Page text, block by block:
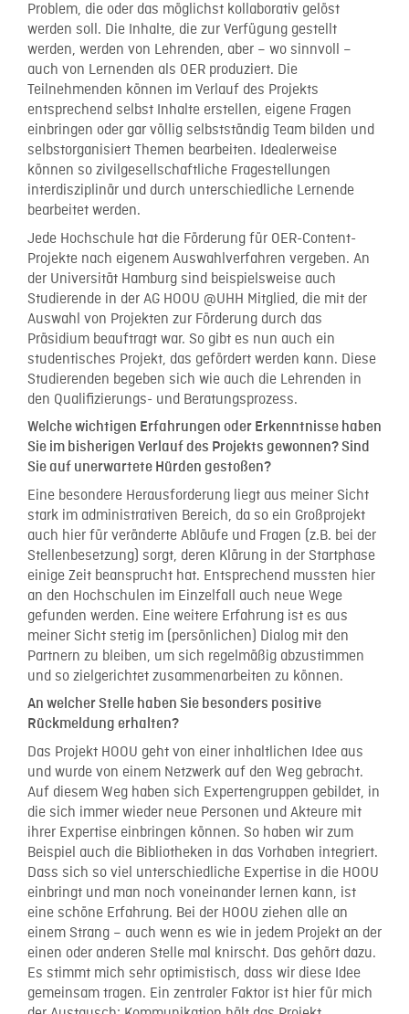
Problem, die oder das möglichst kollaborativ gelöst
werden soll. Die Inhalte, die zur Verfügung gestellt
werden, werden von Lehrenden, aber – wo sinnvoll –
auch von Lernenden als OER produziert. Die
Teilnehmenden können im Verlauf des Projekts
entsprechend selbst Inhalte erstellen, eigene Fragen
einbringen oder gar völlig selbstständig Team bilden und
selbstorganisiert Themen bearbeiten. Idealerweise
können so zivilgesellschaftliche Fragestellungen
interdisziplinär und durch unterschiedliche Lernende
bearbeitet werden.
Jede Hochschule hat die Förderung für OER-Content-
Projekte nach eigenem Auswahlverfahren vergeben. An
der Universität Hamburg sind beispielsweise auch
Studierende in der AG HOOU @UHH Mitglied, die mit der
Auswahl von Projekten zur Förderung durch das
Präsidium beauftragt war. So gibt es nun auch ein
studentisches Projekt, das gefördert werden kann. Diese
Studierenden begeben sich wie auch die Lehrenden in
den Qualifizierungs- und Beratungsprozess.
Welche wichtigen Erfahrungen oder Erkenntnisse haben
Sie im bisherigen Verlauf des Projekts gewonnen? Sind
Sie auf unerwartete Hürden gestoßen?
Eine besondere Herausforderung liegt aus meiner Sicht
stark im administrativen Bereich, da so ein Großprojekt
auch hier für veränderte Abläufe und Fragen (z.B. bei der
Stellenbesetzung) sorgt, deren Klärung in der Startphase
einige Zeit beansprucht hat. Entsprechend mussten hier
an den Hochschulen im Einzelfall auch neue Wege
gefunden werden. Eine weitere Erfahrung ist es aus
meiner Sicht stetig im (persönlichen) Dialog mit den
Partnern zu bleiben, um sich regelmäßig abzustimmen
und so zielgerichtet zusammenarbeiten zu können.
An welcher Stelle haben Sie besonders positive
Rückmeldung erhalten?
Das Projekt HOOU geht von einer inhaltlichen Idee aus
und wurde von einem Netzwerk auf den Weg gebracht.
Auf diesem Weg haben sich Expertengruppen gebildet, in
die sich immer wieder neue Personen und Akteure mit
ihrer Expertise einbringen können. So haben wir zum
Beispiel auch die Bibliotheken in das Vorhaben integriert.
Dass sich so viel unterschiedliche Expertise in die HOOU
einbringt und man noch voneinander lernen kann, ist
eine schöne Erfahrung. Bei der HOOU ziehen alle an
einem Strang – auch wenn es wie in jedem Projekt an der
einen oder anderen Stelle mal knirscht. Das gehört dazu.
Es stimmt mich sehr optimistisch, dass wir diese Idee
gemeinsam tragen. Ein zentraler Faktor ist hier für mich